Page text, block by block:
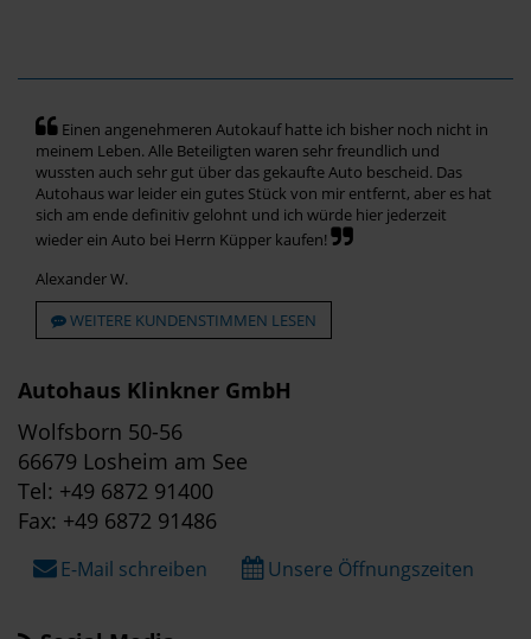
Einen angenehmeren Autokauf hatte ich bisher noch nicht in
meinem Leben. Alle Beteiligten waren sehr freundlich und
wussten auch sehr gut über das gekaufte Auto bescheid. Das
Autohaus war leider ein gutes Stück von mir entfernt, aber es hat
sich am ende definitiv gelohnt und ich würde hier jederzeit
wieder ein Auto bei Herrn Küpper kaufen!
Alexander W.
WEITERE KUNDENSTIMMEN LESEN
Autohaus Klinkner GmbH
Wolfsborn 50-56
66679 Losheim am See
Tel: +49 6872 91400
Fax: +49 6872 91486
E-Mail schreiben Unsere Öffnungszeiten